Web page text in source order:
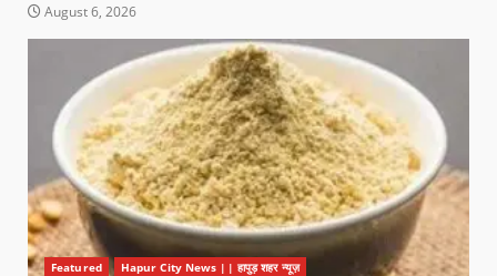
August 6, 2026
Featured Hapur City News || हापुड़ शहर न्यूज़